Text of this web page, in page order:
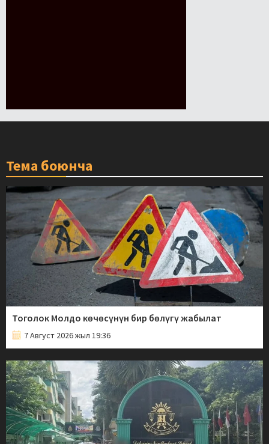
Тема боюнча
Тоголок Молдо көчөсүнүн бир бөлүгү жабылат
7 Август 2026 жыл 19:36